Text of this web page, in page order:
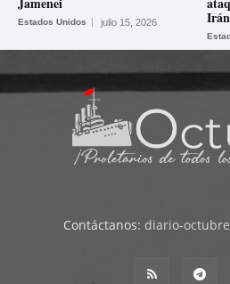
Estados Unidos julio 15, 2026 Irán
Contáctanos: diario-